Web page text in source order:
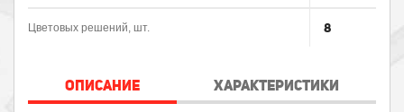
Цветовых решений, шт. 8
ОПИСАНИЕ ХАРАКТЕРИСТИКИ